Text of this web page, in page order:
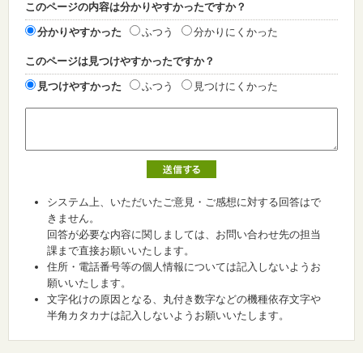
このページの内容は分かりやすかったですか？
分かりやすかった ふつう 分かりにくかった
このページは見つけやすかったですか？
見つけやすかった ふつう 見つけにくかった
システム上、いただいたご意見・ご感想に対する回答はで
きません。
回答が必要な内容に関しましては、お問い合わせ先の担当
課まで直接お願いいたします。
住所・電話番号等の個人情報については記入しないようお
願いいたします。
文字化けの原因となる、丸付き数字などの機種依存文字や
半角カタカナは記入しないようお願いいたします。